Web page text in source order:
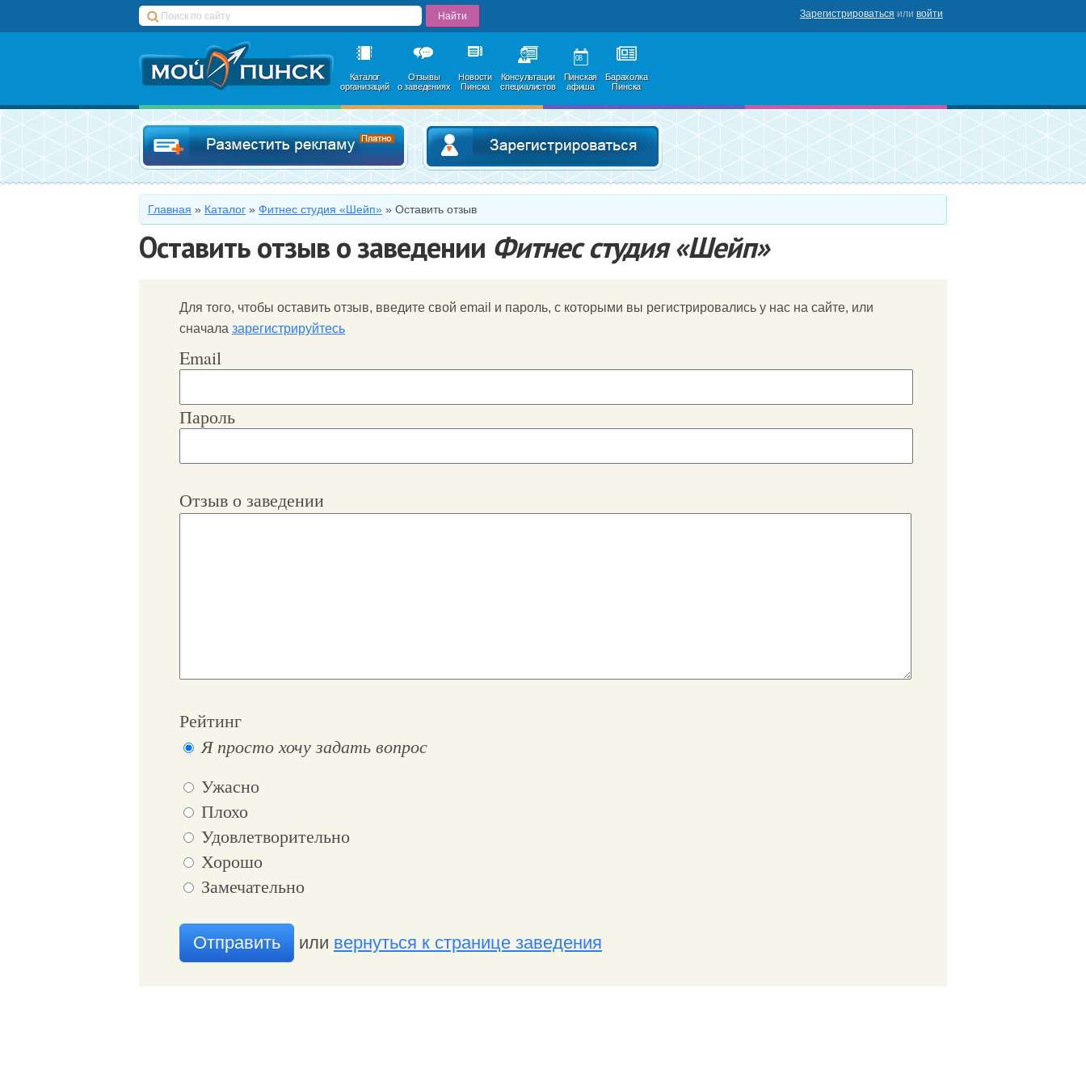
Зарегистрироваться или войти
Каталог
организаций
Отзывы
о заведениях
Новости
Пинска
Консультации
специалистов
08
Пинская
афиша
Барахолка
Пинска
Добавить в каталог Зарегистрироваться
Главная » Каталог » Фитнес студия «Шейп» » Оставить отзыв
Оставить отзыв о заведении Фитнес студия «Шейп»
Для того, чтобы оставить отзыв, введите свой email и пароль, c которыми вы регистрировались у нас на сайте, или
сначала зарегистрируйтесь
Email
Пароль
Отзыв о заведении
Рейтинг
Я просто хочу задать вопрос
Ужасно
Плохо
Удовлетворительно
Хорошо
Замечательно
Отправить или вернуться к странице заведения